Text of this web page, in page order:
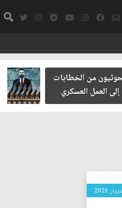
مأزق الزيدي مع الميليشيات